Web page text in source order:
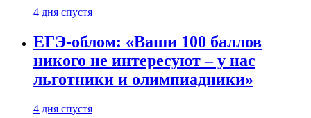
4 дня спустя
ЕГЭ-облом: «Ваши 100 баллов
никого не интересуют – у нас
льготники и олимпиадники»
4 дня спустя